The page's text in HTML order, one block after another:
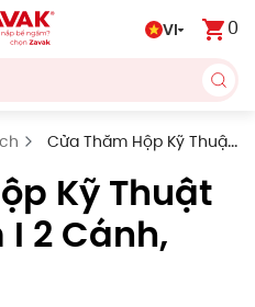
VI 0
Cửa Thăm Hộp Kỹ Thuật
Kỹ Thuật
2 Cánh,